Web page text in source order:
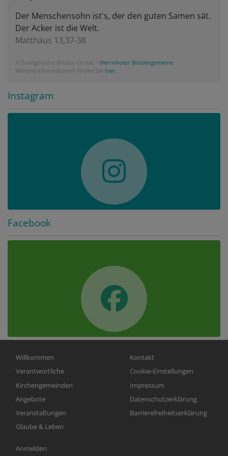
Der Menschensohn ist's, der den guten Samen sät.
Der Acker ist die Welt.
Matthäus 13,37-38
© Evangelische Brüder-Unität – Herrnhuter Brüdergemeine
Weitere Informationen finden Sie hier .
Instagram
Facebook
Hauptnavigation
Willkommen
Verantwortliche
Kirchengemeinden
Angebote
Veranstaltungen
Glaube & Leben
Fußbereichsmenü
Kontakt
Cookie-Einstellungen
Impressum
Datenschutzerklärung
Barrierefreiheitserklärung
Benutzermenü
Anmelden